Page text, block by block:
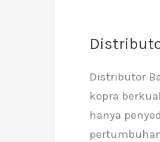
Distributor
kopra
hanya
Distributor
Baku
Kopra
Berkualitas